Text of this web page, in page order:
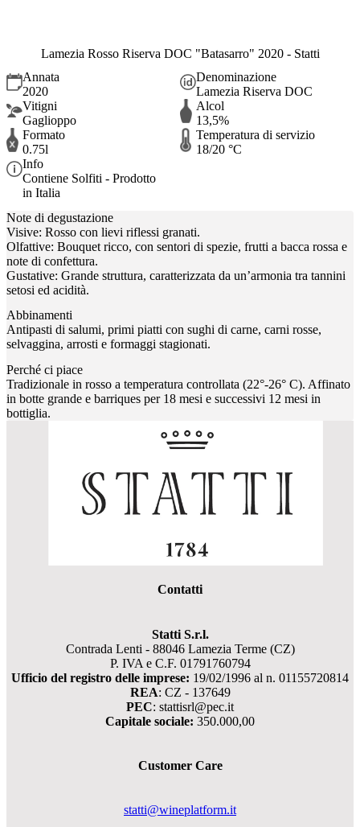
Lamezia Rosso Riserva DOC "Batasarro" 2020 - Statti
Annata
2020
Denominazione
Lamezia Riserva DOC
Vitigni
Gaglioppo
Alcol
13,5%
Formato
0.75l
Temperatura di servizio
18/20 °C
Info
Contiene Solfiti - Prodotto
in Italia
Note di degustazione
Visive: Rosso con lievi riflessi granati.
Olfattive: Bouquet ricco, con sentori di spezie, frutti a bacca rossa e
note di confettura.
Gustative: Grande struttura, caratterizzata da un’armonia tra tannini
setosi ed acidità.
Abbinamenti
Antipasti di salumi, primi piatti con sughi di carne, carni rosse,
selvaggina, arrosti e formaggi stagionati.
Perché ci piace
Tradizionale in rosso a temperatura controllata (22°-26° C). Affinato
in botte grande e barriques per 18 mesi e successivi 12 mesi in
bottiglia.
Contatti
Statti S.r.l.
Contrada Lenti - 88046 Lamezia Terme (CZ)
P. IVA e C.F. 01791760794
Ufficio del registro delle imprese: 19/02/1996 al n. 01155720814
REA: CZ - 137649
PEC: stattisrl@pec.it
Capitale sociale: 350.000,00
Customer Care
statti@wineplatform.it